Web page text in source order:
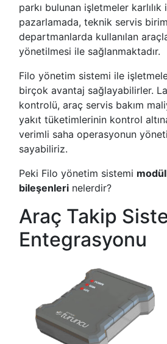
parkı bulunan işletmeler karlılık
pazarlamada, teknik servis
departmanlarda kullanılan
yönetilmesi ile sağlanmaktadır.
Filo yönetim sistemi ile
birçok avantaj sağlayabilirler.
kontrolü, araç servis bakım
yakıt tüketimlerinin kontrol
verimli saha operasyonun
sayabiliriz.
Peki Filo yönetim sistemi
bileşenleri nelerdir?
Araç Takip
Entegrasyonu